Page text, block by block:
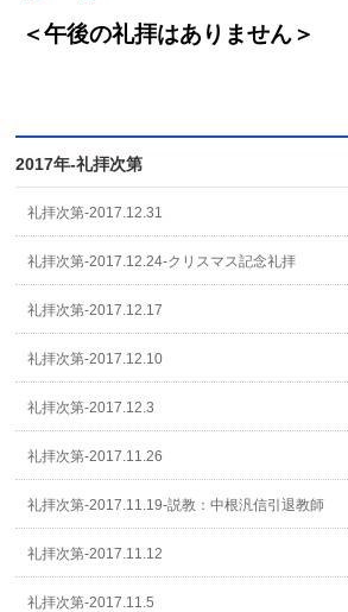
＜午後の礼拝はありません＞
2017年-礼拝次第
礼拝次第-2017.12.31
礼拝次第-2017.12.24-クリスマス記念礼拝
礼拝次第-2017.12.17
礼拝次第-2017.12.10
礼拝次第-2017.12.3
礼拝次第-2017.11.26
礼拝次第-2017.11.19-説教：中根汎信引退教師
礼拝次第-2017.11.12
礼拝次第-2017.11.5